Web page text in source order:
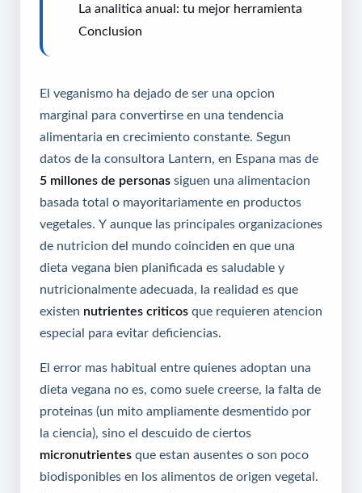
La analitica anual: tu mejor herramienta
Conclusion
El veganismo ha dejado de ser una opcion
marginal para convertirse en una tendencia
alimentaria en crecimiento constante. Segun
datos de la consultora Lantern, en Espana mas de
5 millones de personas siguen una alimentacion
basada total o mayoritariamente en productos
vegetales. Y aunque las principales organizaciones
de nutricion del mundo coinciden en que una
dieta vegana bien planificada es saludable y
nutricionalmente adecuada, la realidad es que
existen nutrientes criticos que requieren atencion
especial para evitar deficiencias.
El error mas habitual entre quienes adoptan una
dieta vegana no es, como suele creerse, la falta de
proteinas (un mito ampliamente desmentido por
la ciencia), sino el descuido de ciertos
micronutrientes que estan ausentes o son poco
biodisponibles en los alimentos de origen vegetal.